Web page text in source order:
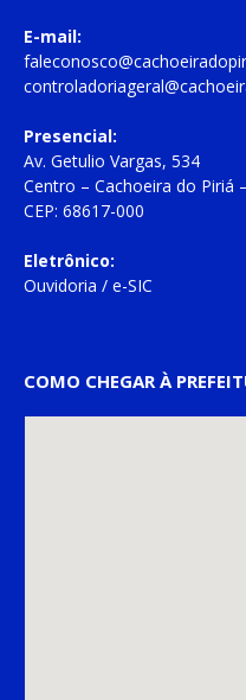
E-mail:
Presencial:
Av. Getulio Vargas, 534
Centro – Cachoeira do Piriá
CEP: 68617-000
Eletrônico:
Ouvidoria / e-SIC
COMO CHEGAR À